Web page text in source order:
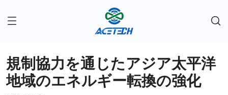
規制協力を通じたアジア太平洋
地域のエネルギー転換の強化